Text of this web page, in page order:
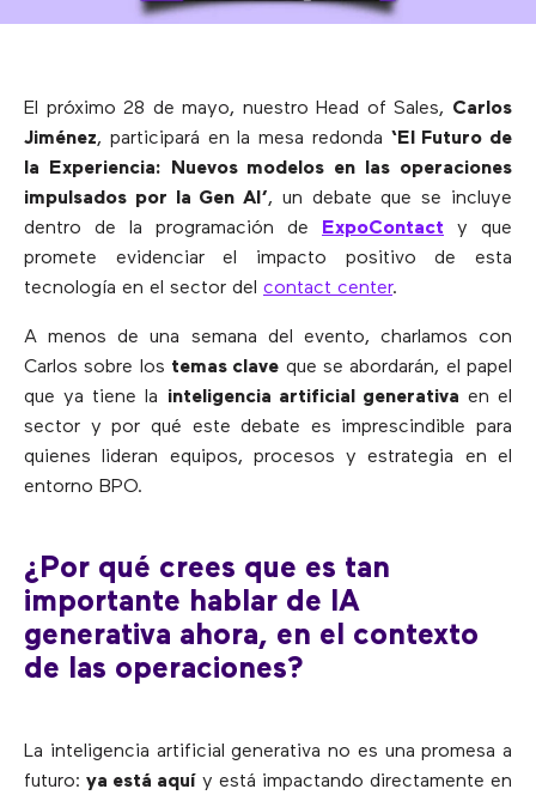
El próximo 28 de mayo, nuestro Head of Sales, Carlos
Jiménez, participará en la mesa redonda ‘El Futuro de
la Experiencia: Nuevos modelos en las operaciones
impulsados por la Gen AI’, un debate que se incluye
dentro de la programación de ExpoContact y que
promete evidenciar el impacto positivo de esta
tecnología en el sector del contact center.
A menos de una semana del evento, charlamos con
Carlos sobre los temas clave que se abordarán, el papel
que ya tiene la inteligencia artificial generativa en el
sector y por qué este debate es imprescindible para
quienes lideran equipos, procesos y estrategia en el
entorno BPO.
¿Por qué crees que es tan
importante hablar de IA
generativa ahora, en el contexto
de las operaciones?
La inteligencia artificial generativa no es una promesa a
futuro:ya está aquí y está impactando directamente en